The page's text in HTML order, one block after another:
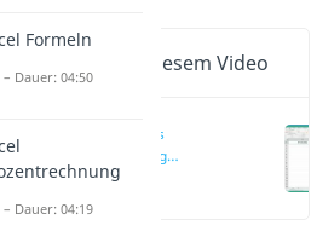
Inhalte in diesem Video
Datum aus
Wochentag
berechnen mit TEXT
(00:13)
Formeln
– Dauer: 04:50
– Dauer: 04:19